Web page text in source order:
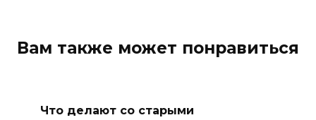
Вам также может понравиться
Что делают со старыми